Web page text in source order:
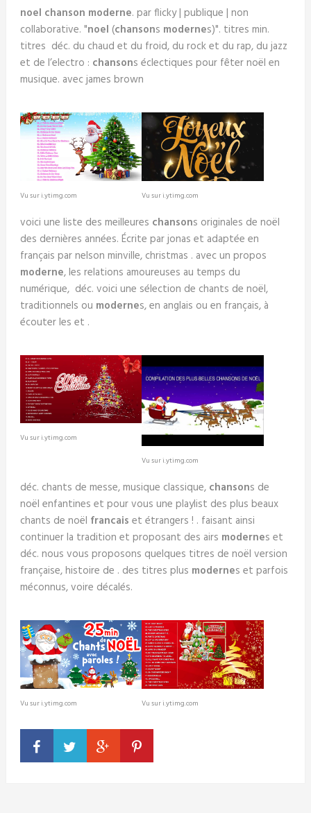
noel chanson moderne. par flicky | publique | non
collaborative. "noel (chansons modernes)". titres min.
titres déc. du chaud et du froid, du rock et du rap, du jazz
et de l’electro : chansons éclectiques pour fêter noël en
musique. avec james brown
Vu sur i.ytimg.com Vu sur i.ytimg.com
voici une liste des meilleures chansons originales de noël
des dernières années. Écrite par jonas et adaptée en
français par nelson minville, christmas . avec un propos
moderne, les relations amoureuses au temps du
numérique, déc. voici une sélection de chants de noël,
traditionnels ou modernes, en anglais ou en français, à
écouter les et .
Vu sur i.ytimg.com
Vu sur i.ytimg.com
déc. chants de messe, musique classique, chansons de
noël enfantines et pour vous une playlist des plus beaux
chants de noël francais et étrangers ! . faisant ainsi
continuer la tradition et proposant des airs modernes et
déc. nous vous proposons quelques titres de noël version
française, histoire de . des titres plus modernes et parfois
méconnus, voire décalés.
Vu sur i.ytimg.com Vu sur i.ytimg.com